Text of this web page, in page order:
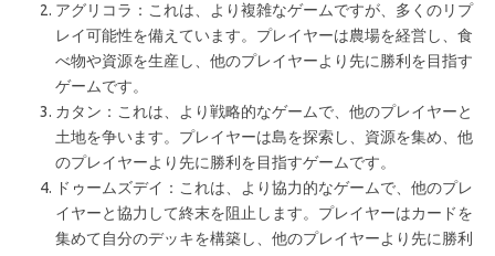
アグリコラ：これは、より複雑なゲームですが、多くのリプ
レイ可能性を備えています。プレイヤーは農場を経営し、食
べ物や資源を生産し、他のプレイヤーより先に勝利を目指す
ゲームです。
カタン：これは、より戦略的なゲームで、他のプレイヤーと
土地を争います。プレイヤーは島を探索し、資源を集め、他
のプレイヤーより先に勝利を目指すゲームです。
ドゥームズデイ：これは、より協力的なゲームで、他のプレ
イヤーと協力して終末を阻止します。プレイヤーはカードを
集めて自分のデッキを構築し、他のプレイヤーより先に勝利